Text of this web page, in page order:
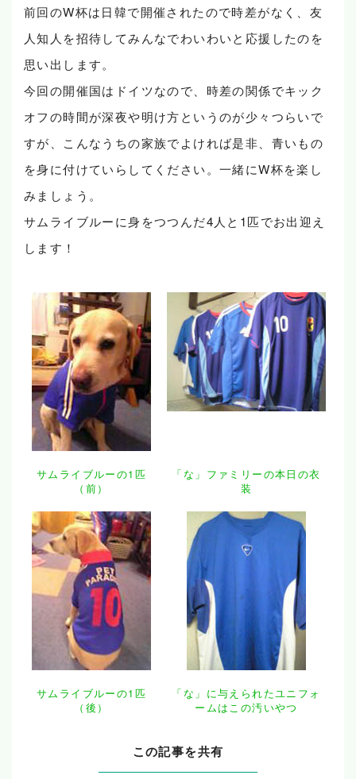
前回のW杯は日韓で開催されたので時差がなく、友
人知人を招待してみんなでわいわいと応援したのを
思い出します。
今回の開催国はドイツなので、時差の関係でキック
オフの時間が深夜や明け方というのが少々つらいで
すが、こんなうちの家族でよければ是非、青いもの
を身に付けていらしてください。一緒にW杯を楽し
みましょう。
サムライブルーに身をつつんだ4人と1匹でお出迎え
します！
サムライブルーの1匹
（前）
「な」ファミリーの本日の衣
装
サムライブルーの1匹
（後）
「な」に与えられたユニフォ
ームはこの汚いやつ
この記事を共有